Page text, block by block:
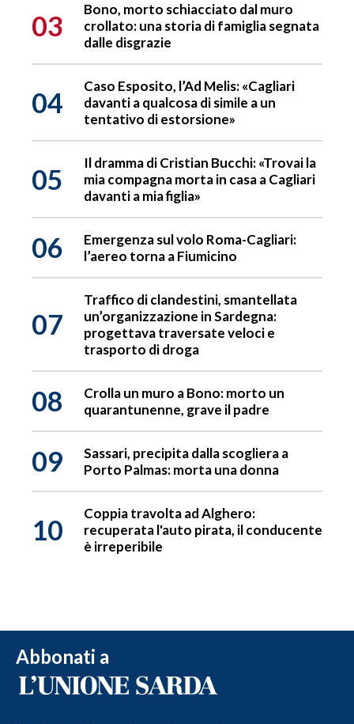
03
Bono, morto schiacciato dal muro
crollato: una storia di famiglia segnata
dalle disgrazie
04
Caso Esposito, l’Ad Melis: «Cagliari
davanti a qualcosa di simile a un
tentativo di estorsione»
05
Il dramma di Cristian Bucchi: «Trovai la
mia compagna morta in casa a Cagliari
davanti a mia figlia»
06
Emergenza sul volo Roma-Cagliari:
l’aereo torna a Fiumicino
07
Traffico di clandestini, smantellata
un’organizzazione in Sardegna:
progettava traversate veloci e
trasporto di droga
08
Crolla un muro a Bono: morto un
quarantunenne, grave il padre
09
Sassari, precipita dalla scogliera a
Porto Palmas: morta una donna
10
Coppia travolta ad Alghero:
recuperata l'auto pirata, il conducente
è irreperibile
Abbonati a